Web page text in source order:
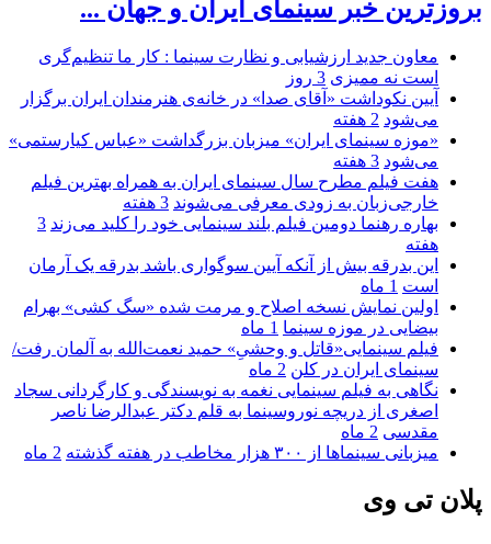
بروزترین خبر سینمای ایران و جهان ...
معاون جدید ارزشیابی و نظارت سینما : کار ما تنظیم‌گری
است نه ممیزی 3 روز
آیین نکوداشت «آقای صدا» در خانه‌ی هنرمندان ایران برگزار
می‌شود 2 هفته
«موزه سینمای ایران» میزبان بزرگداشت «عباس کیارستمی»
می‌شود 3 هفته
هفت فیلم مطرح سال سینمای ایران به همراه بهترین فیلم
خارجی‌زبان به زودی معرفی می‌شوند 3 هفته
بهاره رهنما دومین فیلم بلند سینمایی خود را کلید می‌زند 3
هفته
این بدرقه بیش از آنکه آیین سوگواری باشد بدرقه یک آرمان
است 1 ماه
اولین نمایش نسخه اصلاح و مرمت شده «سگ کشی» بهرام
بیضایی در موزه سینما 1 ماه
فیلم سینمایی«قاتل و وحشیِ» حمید نعمت‌الله به آلمان رفت/
سینمای ایران در کلن 2 ماه
نگاهی به فیلم سینمایی نغمه به نویسندگی و کارگردانی سجاد
اصغری از دریچه نوروسینما به قلم دکتر عبدالرضا ناصر
مقدسی 2 ماه
میزبانی سینماها از ۳۰۰ هزار مخاطب در هفته گذشته
2 ماه
پلان تی وی